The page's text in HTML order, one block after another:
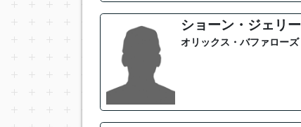
ショーン・ジェリー
オリックス・バファローズ